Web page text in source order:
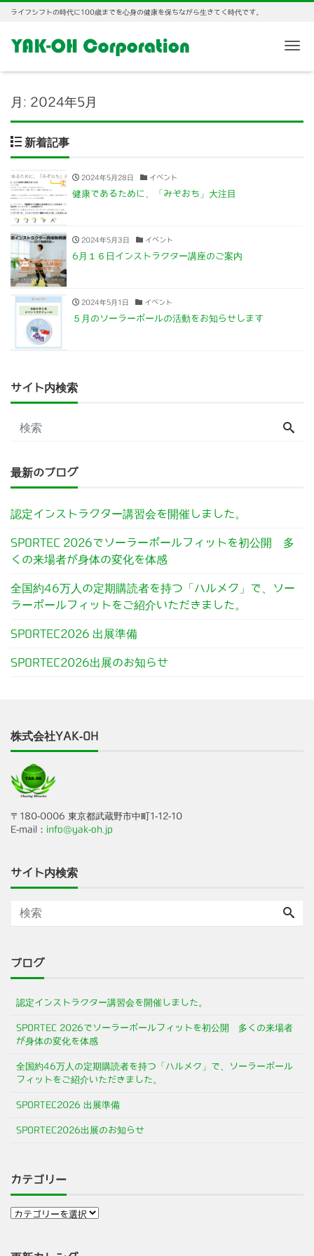
ライフシフトの時代に100歳までを心身の健康を保ちながら生きてく時代です。
月: 2024年5月
新着記事
2024年5月28日 イベント
健康であるために、「みぞおち」大注目
2024年5月3日 イベント
6月１６日インストラクター講座のご案内
2024年5月1日 イベント
５月のソーラーポールの活動をお知らせします
サイト内検索
最新のブログ
認定インストラクター講習会を開催しました。
SPORTEC 2026でソーラーポールフィットを初公開 多
くの来場者が身体の変化を体感
全国約46万人の定期購読者を持つ「ハルメク」で、ソー
ラーポールフィットをご紹介いただきました。
SPORTEC2026 出展準備
SPORTEC2026出展のお知らせ
株式会社YAK-OH
〒180-0006 東京都武蔵野市中町1-12-10
E-mail： info@yak-oh.jp
サイト内検索
ブログ
認定インストラクター講習会を開催しました。
SPORTEC 2026でソーラーポールフィットを初公開 多くの来場者
が身体の変化を体感
全国約46万人の定期購読者を持つ「ハルメク」で、ソーラーポール
フィットをご紹介いただきました。
SPORTEC2026 出展準備
SPORTEC2026出展のお知らせ
カテゴリー